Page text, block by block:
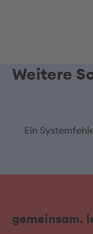
Weitere
Ein
gemeinsam.